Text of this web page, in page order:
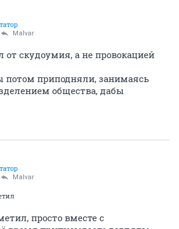
Malvar
от скудоумия, а не провокацией
потом приподняли, занимаясь
общества, дабы
Malvar
просто вместе с